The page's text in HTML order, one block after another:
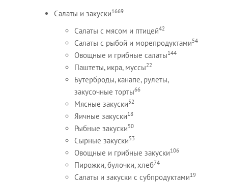
Салаты и закуски1669
Салаты с мясом и птицей42
Салаты с рыбой и морепродуктами54
Овощные и грибные салаты144
Паштеты, икра, муссы22
Бутерброды, канапе, рулеты,
закусочные торты66
Мясные закуски52
Яичные закуски18
Рыбные закуски50
Сырные закуски53
Овощные и грибные закуски106
Пирожки, булочки, хлеб74
Салаты и закуски с субпродуктами19